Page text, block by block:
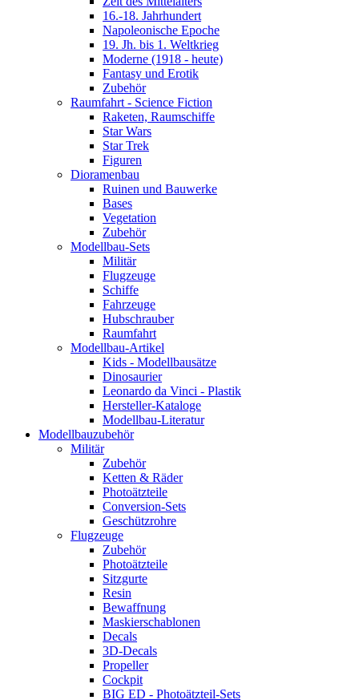
16.-18. Jahrhundert
Napoleonische Epoche
19. Jh. bis 1. Weltkrieg
Moderne (1918 - heute)
Fantasy und Erotik
Zubehör
Raumfahrt - Science Fiction
Raketen, Raumschiffe
Star Wars
Star Trek
Figuren
Dioramenbau
Ruinen und Bauwerke
Bases
Vegetation
Zubehör
Modellbau-Sets
Militär
Flugzeuge
Schiffe
Fahrzeuge
Hubschrauber
Raumfahrt
Modellbau-Artikel
Kids - Modellbausätze
Dinosaurier
Leonardo da Vinci - Plastik
Hersteller-Kataloge
Modellbau-Literatur
Modellbauzubehör
Militär
Zubehör
Ketten & Räder
Photoätzteile
Conversion-Sets
Geschützrohre
Flugzeuge
Zubehör
Photoätzteile
Sitzgurte
Resin
Bewaffnung
Maskierschablonen
Decals
3D-Decals
Propeller
Cockpit
BIG ED - Photoätzteil-Sets